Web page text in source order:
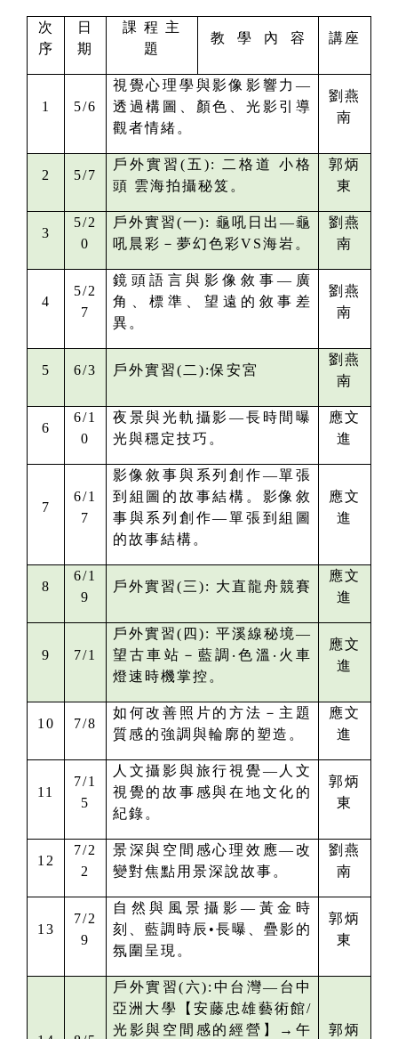
次
序
日
期
課 程 主
題
教 學 內 容 講座
1 5/6
視覺心理學與影像影響力—
透過構圖、顏色、光影引導
觀者情緒。
劉燕
南
2 5/7
戶外實習(五):
二格道 小格
頭 雲海拍攝秘笈。
郭炳
東
3
5/2
0
戶外實習(一): 龜吼日出—龜
吼晨彩－夢幻色彩VS海岩。
劉燕
南
4
5/2
7
鏡頭語言與影像敘事—廣
角、標準、望遠的敘事差
異。
劉燕
南
5 6/3 戶外實習(二):保安宮
劉燕
南
6
6/1
0
夜景與光軌攝影—長時間曝
光與穩定技巧。
應文
進
7
6/1
7
影像敘事與系列創作—單張
到組圖的故事結構。影像敘
事與系列創作—單張到組圖
的故事結構。
應文
進
8
6/1
9
戶外實習(三): 大直龍舟競賽
應文
進
9 7/1
戶外實習(四): 平溪線秘境—
望古車站－藍調‧色溫‧火車
燈速時機掌控。
應文
進
10 7/8
如何改善照片的方法－主題
質感的強調與輪廓的塑造。
應文
進
11
7/1
5
人文攝影與旅行視覺—人文
視覺的故事感與在地文化的
紀錄。
郭炳
東
12
7/2
2
景深與空間感心理效應—改
變對焦點用景深說故事。
劉燕
南
13
7/2
9
自然與風景攝影—黃金時
刻、藍調時辰•長曝、疊影的
氛圍呈現。
郭炳
東
戶外實習(六):中台灣— 台中
亞洲大學【安藤忠雄藝術館/
光影與空間感的經營】
→午 郭炳